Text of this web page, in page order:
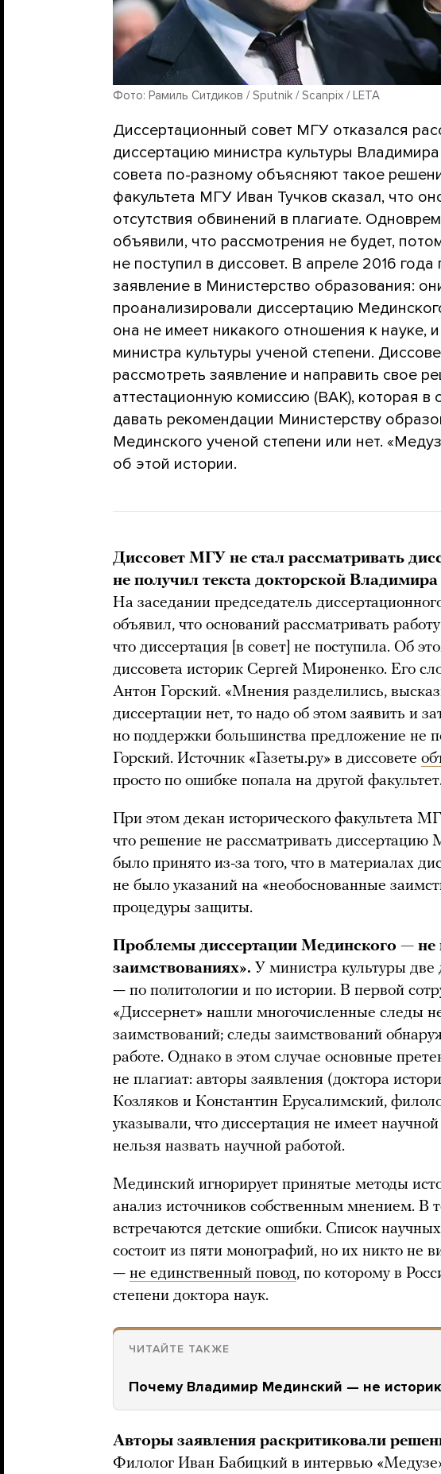
Фото: Рамиль Ситдиков / Sputnik / Scanpix / LETA
Диссертационный совет МГУ отказался
диссертацию министра культуры
совета по-разному объясняют такое
факультета МГУ Иван Тучков сказал, что
отсутствия обвинений в плагиате.
объявили, что рассмотрения не будет,
не поступил в диссовет. В апреле 2016
заявление в Министерство образования:
проанализировали диссертацию
она не имеет никакого отношения к науке,
министра культуры ученой степени.
рассмотреть заявление и направить свое
аттестационную комиссию (ВАК), которая в
давать рекомендации Министерству
Мединского ученой степени или нет.
об этой истории.
Диссовет МГУ не стал рассматривать
не получил текста докторской
На заседании председатель
объявил, что оснований рассматривать
что диссертация [в совет] не поступила. Об
диссовета историк Сергей Мироненко. Его
Антон Горский. «Мнения разделились,
диссертации нет, то надо об этом заявить и
но поддержки большинства предложение не
Горский. Источник «Газеты.ру» в диссовете
просто по ошибке попала на другой факультет.
При этом декан исторического факультета
что решение не рассматривать диссертацию
было принято из-за того, что в материалах
не было указаний на «необоснованные
процедуры защиты.
Проблемы диссертации Мединского — не
заимствованиях». У министра культуры две
— по политологии и по истории. В первой
«Диссернет» нашли многочисленные следы
заимствований; следы заимствований
работе. Однако в этом случае основные
не плагиат: авторы заявления (доктора
Козляков и Константин Ерусалимский,
указывали, что диссертация не имеет
нельзя назвать научной работой.
Мединский игнорирует принятые методы
анализ источников собственным мнением. В
встречаются детские ошибки. Список
состоит из пяти монографий, но их никто не
— не единственный повод, по которому в
степени доктора наук.
ЧИТАЙТЕ ТАКЖЕ
Почему Владимир Мединский — не историк
Авторы заявления раскритиковали
Филолог Иван Бабицкий в интервью